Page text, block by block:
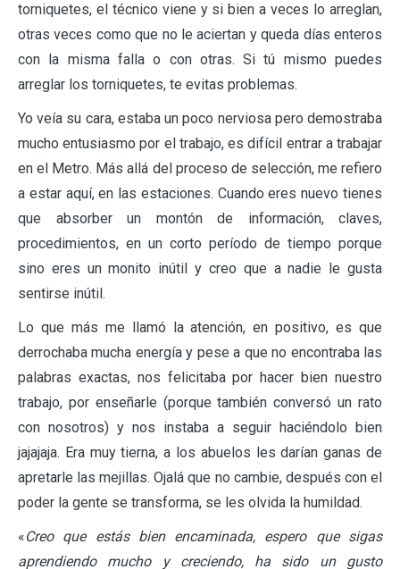
torniquetes, el técnico viene y si bien a veces lo arreglan,
otras veces como que no le aciertan y queda días enteros
con la misma falla o con otras. Si tú mismo puedes
arreglar los torniquetes, te evitas problemas.
Yo veía su cara, estaba un poco nerviosa pero demostraba
mucho entusiasmo por el trabajo, es difícil entrar a trabajar
en el Metro. Más allá del proceso de selección, me refiero
a estar aquí, en las estaciones. Cuando eres nuevo tienes
que absorber un montón de información, claves,
procedimientos, en un corto período de tiempo porque
sino eres un monito inútil y creo que a nadie le gusta
sentirse inútil.
Lo que más me llamó la atención, en positivo, es que
derrochaba mucha energía y pese a que no encontraba las
palabras exactas, nos felicitaba por hacer bien nuestro
trabajo, por enseñarle (porque también conversó un rato
con nosotros) y nos instaba a seguir haciéndolo bien
jajajaja. Era muy tierna, a los abuelos les darían ganas de
apretarle las mejillas. Ojalá que no cambie, después con el
poder la gente se transforma, se les olvida la humildad.
«Creo que estás bien encaminada, espero que sigas
aprendiendo mucho y creciendo, ha sido un gusto